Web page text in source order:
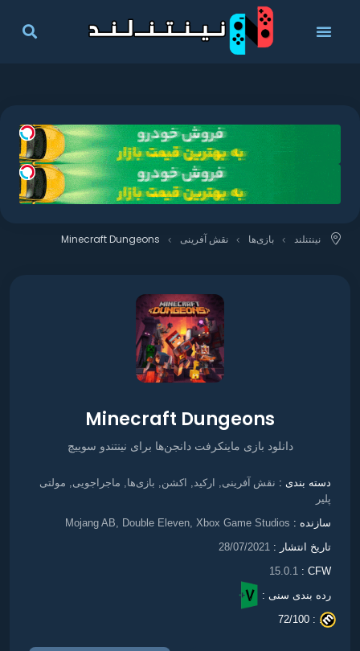
نینتنلند بازی‌ها نقش آفرینی Minecraft Dungeons
Minecraft Dungeons
دانلود بازی ماینکرفت دانجن‌ها برای نینتندو سوییچ
دسته بندی : نقش آفرینی ارکید اکشن بازی‌ها ماجراجویی مولتی
پلیر
سازنده : Mojang AB, Double Eleven, Xbox Game Studios
تاریخ انتشار : 28/07/2021
CFW :
15.0.1
رده بندی سنی :
. :
72/100